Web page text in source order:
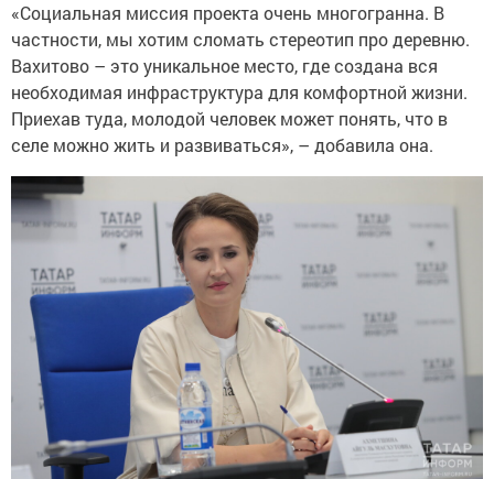
«Социальная миссия проекта очень многогранна. В
частности, мы хотим сломать стереотип про деревню.
Вахитово – это уникальное место, где создана вся
необходимая инфраструктура для комфортной жизни.
Приехав туда, молодой человек может понять, что в
селе можно жить и развиваться», – добавила она.